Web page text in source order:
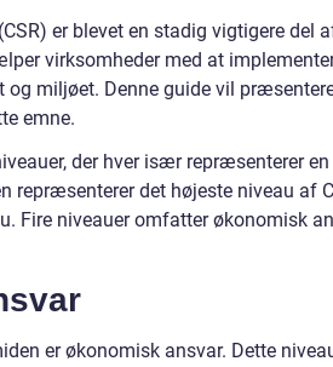
er blevet en stadig vigtigere del
virksomheder med at
miljøet. Denne guide vil
emne.
der hver især repræsenterer
repræsenterer det højeste niveau af
Fire niveauer omfatter økonomisk
er økonomisk ansvar. Dette